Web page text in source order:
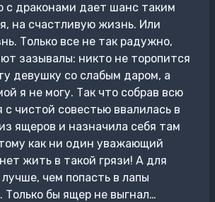
с драконами дает шанс таким
на счастливую жизнь. Или
Только все не так радужно,
зазывалы: никто не торопится
девушку со слабым даром, а
я не могу. Так что собрав всю
с чистой совестью ввалилась в
ящеров и назначила себя там
как ни один уважающий
жить в такой грязи! А для
чем попасть в лапы
Только бы ящер не выгнал…